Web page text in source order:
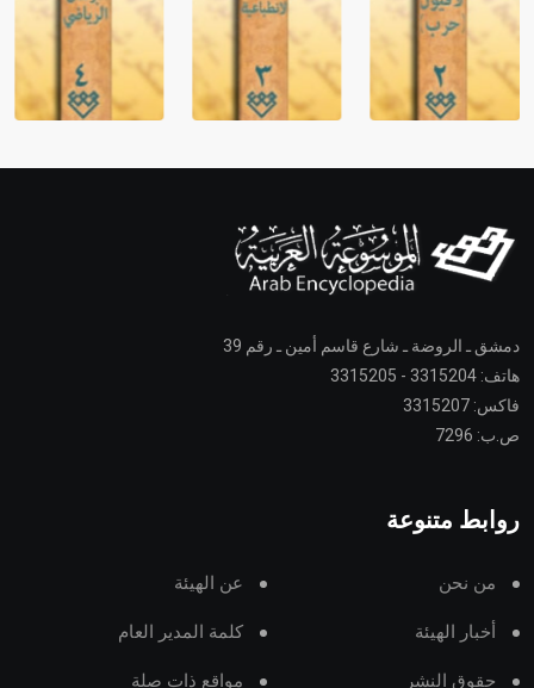
دمشق ـ الروضة ـ شارع قاسم أمين ـ رقم 39
هاتف: 3315204 - 3315205
فاكس: 3315207
ص.ب: 7296
روابط متنوعة
من نحن عن الهيئة
أخبار الهيئة كلمة المدير العام
حقوق النشر مواقع ذات صلة